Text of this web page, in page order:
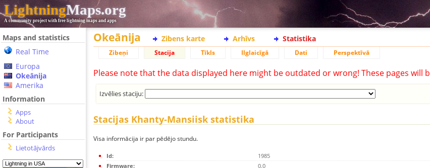
LightningMaps.org
A community project with free lightning maps and apps
Maps and statistics
Real Time
Europa
Okeānija
Amerika
Information
Apps
About
For Participants
Lietotājvārds
Okeānija Zibens karte Arhīvs Statistika
Zibeņi Stacija Tīkls Ilglaicīgā Dati Perspektīvā
Please note that the data displayed here might be outdated or wrong! These pages will
Izvēlies staciju:
Stacijas Khanty-Mansiisk statistika
Visa informācija ir par pēdējo stundu.
Id:
1985
Firmware:
0.0